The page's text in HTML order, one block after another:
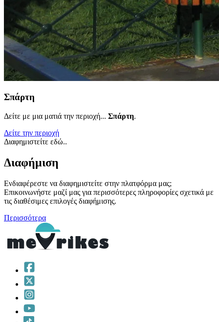
Σπάρτη
Δείτε με μια ματιά την περιοχή... Σπάρτη.
Δείτε την περιοχή
Διαφημιστείτε εδώ..
Διαφήμιση
Ενδιαφέρεστε να διαφημιστείτε στην πλατφόρμα μας;
Επικοινωνήστε μαζί μας για περισσότερες πληροφορίες σχετικά με
τις διαθέσιμες επιλογές διαφήμισης.
Περισσότερα